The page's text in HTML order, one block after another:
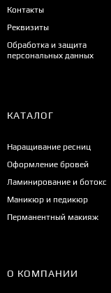
Контакты
Реквизиты
Обработка и защита
персональных данных
КАТАЛОГ
Наращивание ресниц
Оформление бровей
Ламинирование и ботокс
Маникюр и педикюр
Перманентный макияж
О КОМПАНИИ